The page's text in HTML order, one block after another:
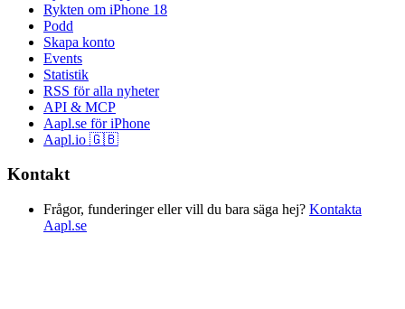
Rykten om iPhone 18
Podd
Skapa konto
Events
Statistik
RSS för alla nyheter
API & MCP
Aapl.se för iPhone
Aapl.io 🇬🇧
Kontakt
Frågor, funderinger eller vill du bara säga hej? Kontakta
Aapl.se